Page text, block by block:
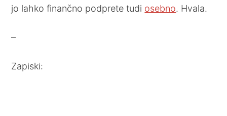
jo lahko finančno podprete tudi osebno. Hvala.
–
Zapiski: